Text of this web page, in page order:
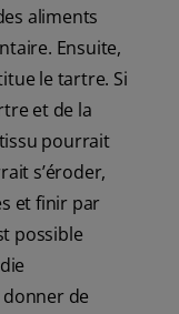
aliments
Ensuite,
le tartre. Si
et de la
pourrait
s’éroder,
et finir par
possible
de